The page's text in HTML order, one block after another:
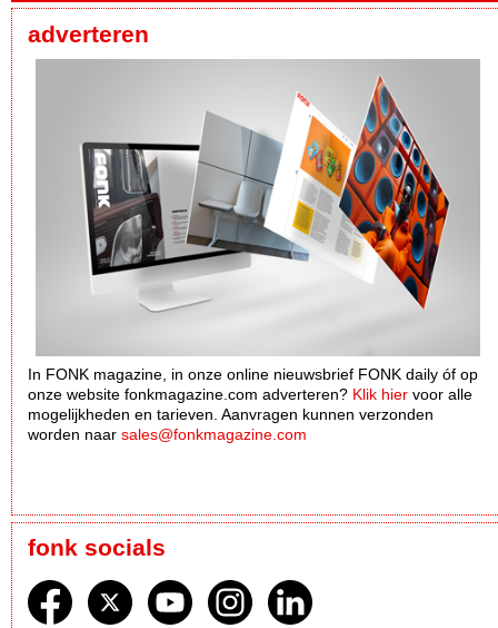
adverteren
In FONK magazine, in onze online nieuwsbrief FONK daily óf op
onze website fonkmagazine.com adverteren? Klik hier voor alle
mogelijkheden en tarieven. Aanvragen kunnen verzonden
worden naar sales@fonkmagazine.com
fonk socials